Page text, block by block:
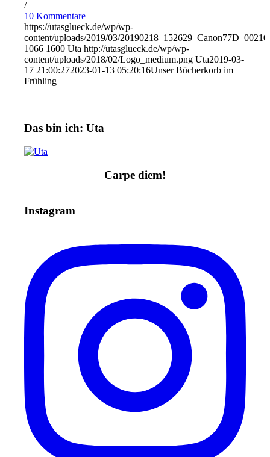
/
10 Kommentare
https://utasglueck.de/wp/wp-
content/uploads/2019/03/
1066 1600 Uta http://utasglueck.de/wp/wp-
content/uploads/2018/02/Logo_medium.png Uta2019-03-
17 21:00:272023-01-13 05:20:16Unser Bücherkorb im
Frühling
Das bin ich: Uta
Carpe diem!
Instagram